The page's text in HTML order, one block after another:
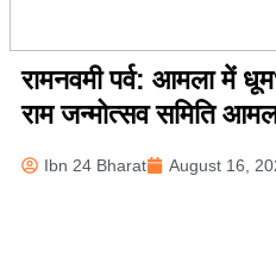
रामनवमी पर्व: आमला में
राम जन्मोत्सव समिति
Ibn 24 Bharat August 16,